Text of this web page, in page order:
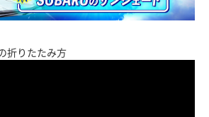
折りたたみ方